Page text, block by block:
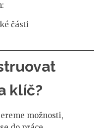
části
klíč?
možnosti,